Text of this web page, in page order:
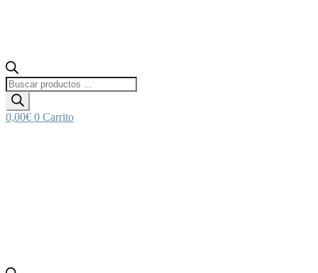
Búsqueda
de
productos
0,00€ 0 Carrito